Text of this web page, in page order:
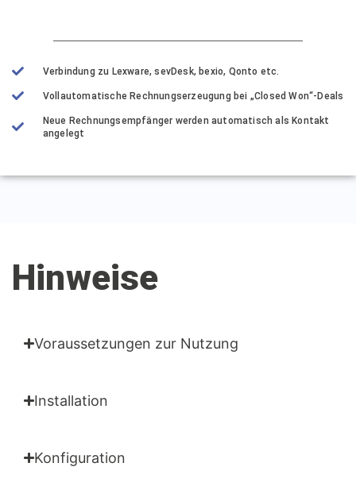
Verbindung zu Lexware, sevDesk, bexio, Qonto etc.
Vollautomatische Rechnungserzeugung bei „Closed Won“-Deals
Neue Rechnungsempfänger werden automatisch als Kontakt
angelegt
Hinweise
Voraussetzungen zur Nutzung
Installation
Konfiguration